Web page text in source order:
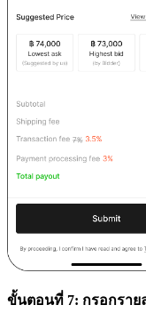
ขั้นตอนที่ 7: กรอกราย